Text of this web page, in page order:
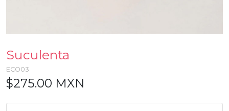
Suculenta
ECO03
$275.00 MXN